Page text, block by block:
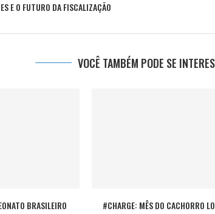
E O FUTURO DA FISCALIZAÇÃO
VOCÊ TAMBÉM PODE SE
BRASILEIRO #CHARGE: MÊS DO CACHORRO